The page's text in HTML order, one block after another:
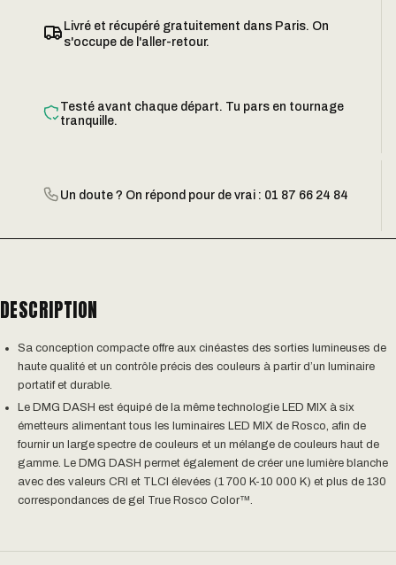
Livré et récupéré gratuitement dans Paris. On
s'occupe de l'aller-retour.
Testé avant chaque départ. Tu pars en tournage
tranquille.
Un doute ? On répond pour de vrai : 01 87 66 24 84
DESCRIPTION
Sa conception compacte offre aux cinéastes des sorties lumineuses de
haute qualité et un contrôle précis des couleurs à partir d’un luminaire
portatif et durable.
Le DMG DASH est équipé de la même technologie LED MIX à six
émetteurs alimentant tous les luminaires LED MIX de Rosco, afin de
fournir un large spectre de couleurs et un mélange de couleurs haut de
gamme. Le DMG DASH permet également de créer une lumière blanche
avec des valeurs CRI et TLCI élevées (1 700 K-10 000 K) et plus de 130
correspondances de gel True Rosco Color™.